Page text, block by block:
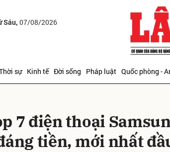
Sáu, 07/08/2026
sự Kinh tế Đời sống Pháp luật Quốc phòng -
7 điện thoại
tiền, mới nhất
Gửi bình luận